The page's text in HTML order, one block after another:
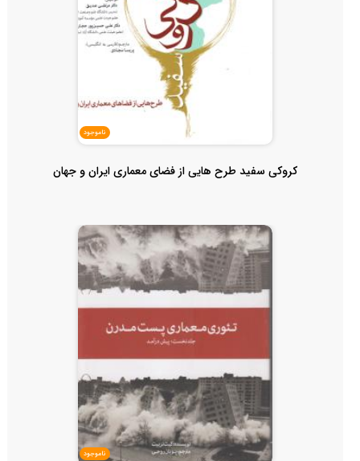
ناموجود
کروکی سفید طرح هایی از فضای معماری ایران و جهان
ناموجود